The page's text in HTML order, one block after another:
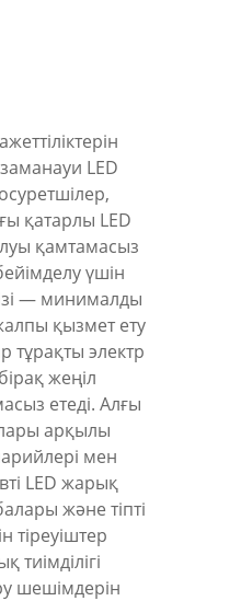
LED
қатарлы LED
қамтамасыз
үшін
— минималды
қызмет ету
тұрақты электр
жеңіл
етеді. Алғы
арқылы
мен
LED жарық
және тіпті
тіреуіштер
шешімдерін